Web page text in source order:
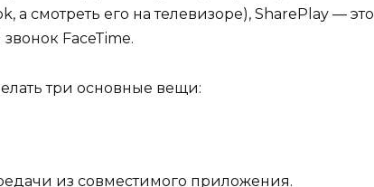
а смотреть его на телевизоре), SharePlay — это
FaceTime.
три основные вещи:
из совместимого приложения.